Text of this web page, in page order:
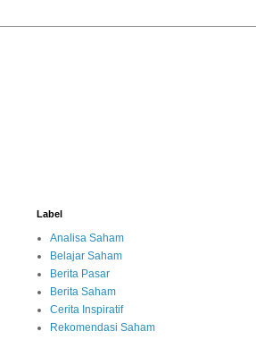
Label
Analisa Saham
Belajar Saham
Berita Pasar
Berita Saham
Cerita Inspiratif
Rekomendasi Saham